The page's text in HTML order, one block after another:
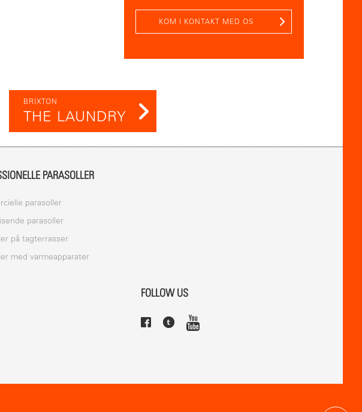
KOM I KONTAKT MED OS
BRIXTON
THE LAUNDRY
PARASOLLER
parasoller
parasoller
på tagterrasser
med varmeapparater
FOLLOW US